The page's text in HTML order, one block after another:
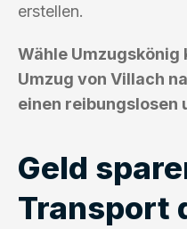
erstellen.
Wähle Umzugskönig
Umzug von Villach
einen reibungslosen
Geld
Transport